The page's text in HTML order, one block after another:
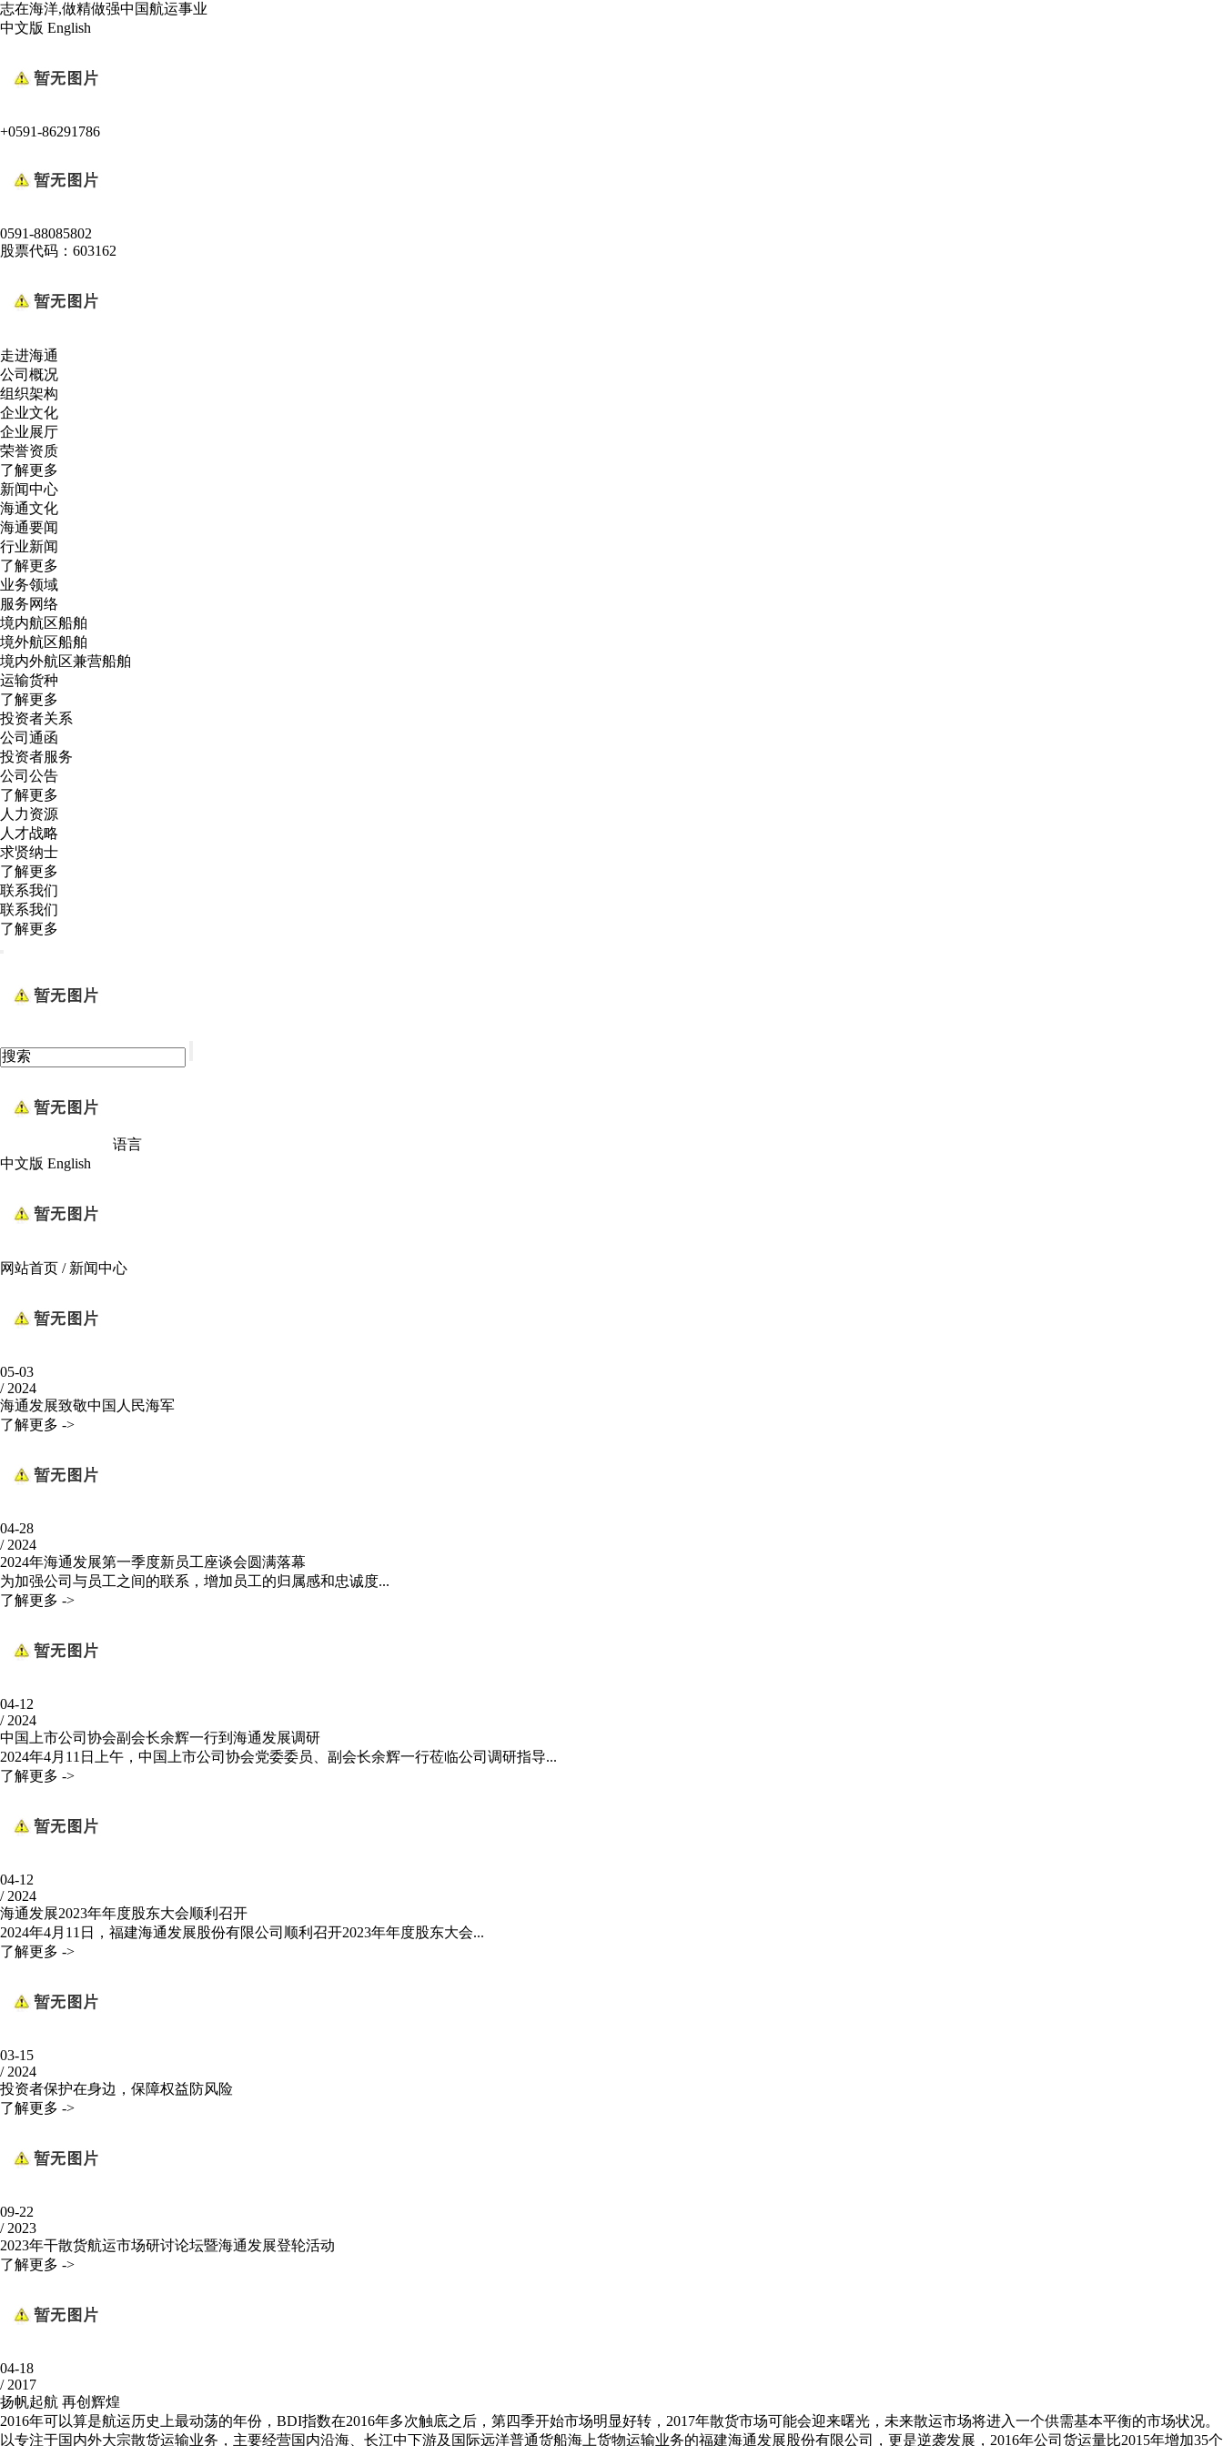
志在海洋,做精做强中国航运事业
中文版 English
+0591-86291786
0591-88085802
股票代码：603162
走进海通
公司概况
组织架构
企业文化
企业展厅
荣誉资质
了解更多
新闻中心
海通文化
海通要闻
行业新闻
了解更多
业务领域
服务网络
境内航区船舶
境外航区船舶
境内外航区兼营船舶
运输货种
了解更多
投资者关系
公司通函
投资者服务
公司公告
了解更多
人力资源
人才战略
求贤纳士
了解更多
联系我们
联系我们
了解更多
语言
中文版 English
网站首页 / 新闻中心
05-03
/ 2024
海通发展致敬中国人民海军
了解更多 ->
04-28
/ 2024
2024年海通发展第一季度新员工座谈会圆满落幕
为加强公司与员工之间的联系，增加员工的归属感和忠诚度...
了解更多 ->
04-12
/ 2024
中国上市公司协会副会长余辉一行到海通发展调研
2024年4月11日上午，中国上市公司协会党委委员、副会长余辉一行莅临公司调研指导...
了解更多 ->
04-12
/ 2024
海通发展2023年年度股东大会顺利召开
2024年4月11日，福建海通发展股份有限公司顺利召开2023年年度股东大会...
了解更多 ->
03-15
/ 2024
投资者保护在身边，保障权益防风险
了解更多 ->
09-22
/ 2023
2023年干散货航运市场研讨论坛暨海通发展登轮活动
了解更多 ->
04-18
/ 2017
扬帆起航 再创辉煌
2016年可以算是航运历史上最动荡的年份，BDI指数在2016年多次触底之后，第四季开始市场明显好转，2017年散货市场可能会迎来曙光，未来散运市场将进入一个供需基本平衡的市场状况。
以专注于国内外大宗散货运输业务，主要经营国内沿海、长江中下游及国际远洋普通货船海上货物运输业务的福建海通发展股份有限公司，更是逆袭发展，2016年公司货运量比2015年增加35个